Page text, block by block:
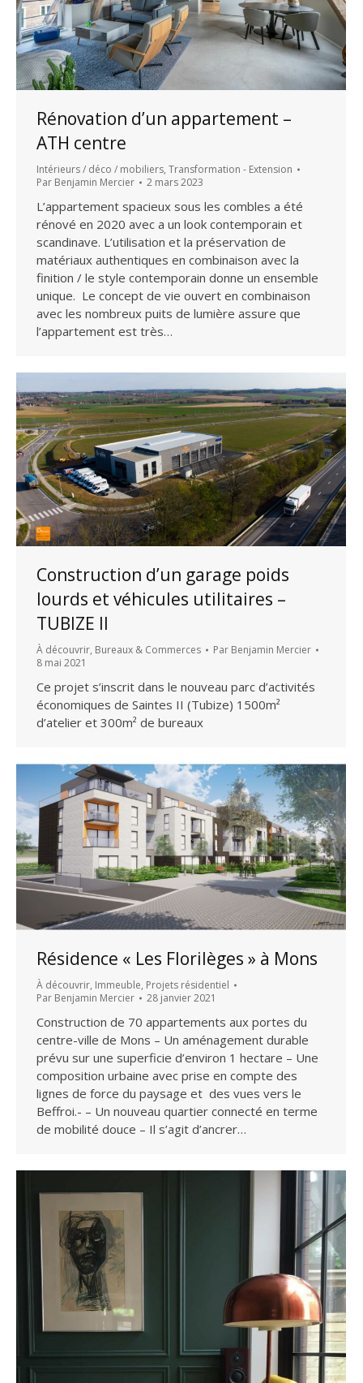
Rénovation d’un appartement –
ATH centre
Intérieurs / déco / mobiliers, Transformation - Extension
Par Benjamin Mercier 2 mars 2023
L’appartement spacieux sous les combles a été
rénové en 2020 avec a un look contemporain et
scandinave. L’utilisation et la préservation de
matériaux authentiques en combinaison avec la
finition / le style contemporain donne un ensemble
unique. Le concept de vie ouvert en combinaison
avec les nombreux puits de lumière assure que
l’appartement est très…
Construction d’un garage poids
lourds et véhicules utilitaires –
TUBIZE II
À découvrir, Bureaux & Commerces Par Benjamin Mercier
8 mai 2021
Ce projet s’inscrit dans le nouveau parc d’activités
économiques de Saintes II (Tubize) 1500m²
d’atelier et 300m² de bureaux
Résidence « Les Florilèges » à Mons
À découvrir, Immeuble, Projets résidentiel
Par Benjamin Mercier 28 janvier 2021
Construction de 70 appartements aux portes du
centre-ville de Mons – Un aménagement durable
prévu sur une superficie d’environ 1 hectare – Une
composition urbaine avec prise en compte des
lignes de force du paysage et des vues vers le
Beffroi.- – Un nouveau quartier connecté en terme
de mobilité douce – Il s’agit d’ancrer…